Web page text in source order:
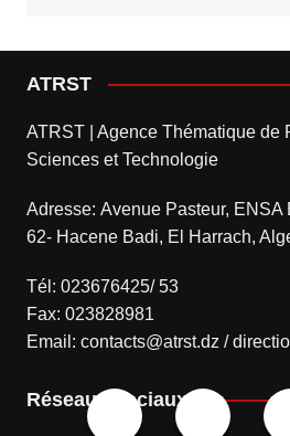
ATRST
ATRST | Agence Thématique de
Sciences et Technologie
Adresse: Avenue Pasteur, ENSA
62- Hacene Badi, El Harrach,
Tél: 023676425/ 53
Fax: 023828981
Email: contacts@atrst.dz /
Réseaux sociaux